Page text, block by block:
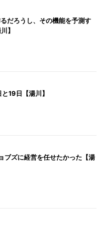
だろうし、その機能を予測す
】
19日【湯川】
ブズに経営を任せたかった【湯